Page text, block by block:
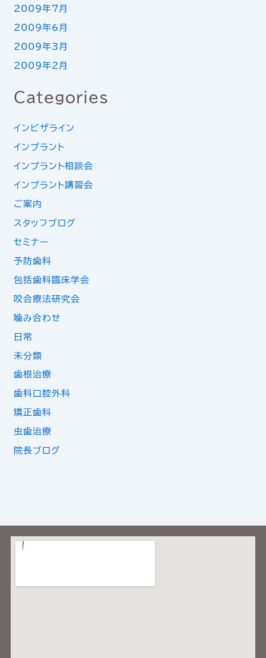
2009年7月
2009年6月
2009年3月
2009年2月
Categories
インビザライン
インプラント
インプラント相談会
インプラント講習会
ご案内
スタッフブログ
セミナー
予防歯科
包括歯科臨床学会
咬合療法研究会
噛み合わせ
日常
未分類
歯根治療
歯科口腔外科
矯正歯科
虫歯治療
院長ブログ